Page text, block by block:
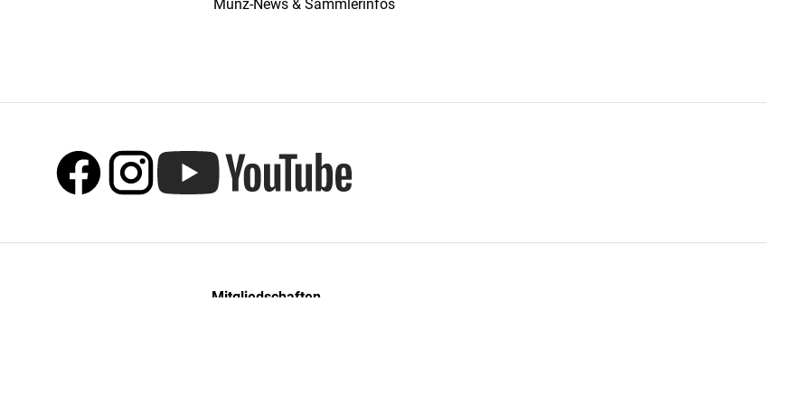
Münz-News & Sammlerinfos
Mitgliedschaften